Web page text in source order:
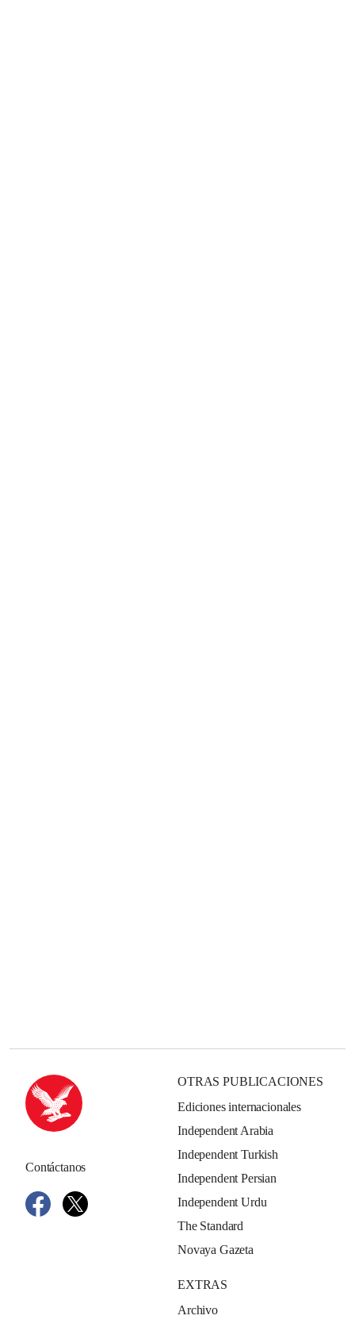
Contáctanos
OTRAS PUBLICACIONES
Ediciones internacionales
Independent Arabia
Independent Turkish
Independent Persian
Independent Urdu
The Standard
Novaya Gazeta
EXTRAS
Archivo